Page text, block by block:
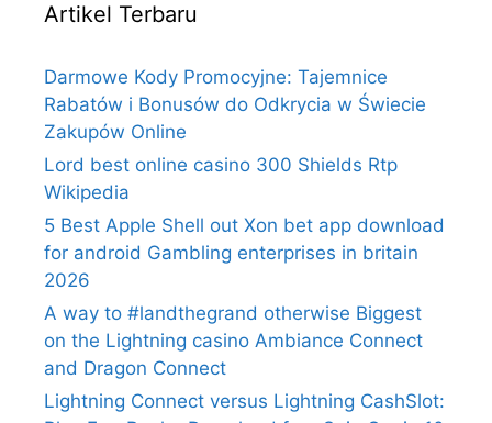
Artikel Terbaru
Darmowe Kody Promocyjne: Tajemnice
Rabatów i Bonusów do Odkrycia w Świecie
Zakupów Online
Lord best online casino 300 Shields Rtp
Wikipedia
5 Best Apple Shell out Xon bet app download
for android Gambling enterprises in britain
2026
A way to #landthegrand otherwise Biggest
on the Lightning casino Ambiance Connect
and Dragon Connect
Lightning Connect versus Lightning CashSlot: